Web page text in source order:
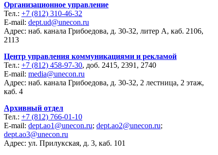
Организационное управление
Тел.: +7 (812) 310-46-32
E-mail: dept.ud@unecon.ru
Адрес: наб. канала Грибоедова, д. 30-32, литер А, каб. 2106,
2113
Центр управления коммуникациями и рекламой
Тел.: +7 (812) 458-97-30, доб. 2415, 2391, 2740
E-mail: media@unecon.ru
Адрес: наб. канала Грибоедова, д. 30-32, 2 лестница, 2 этаж,
каб. 4
Архивный отдел
Тел.: +7 (812) 766-01-10
E-mail: dept.ao1@unecon.ru; dept.ao2@unecon.ru;
dept.ao3@unecon.ru
Адрес: ул. Прилукская, д. 3, каб. 101